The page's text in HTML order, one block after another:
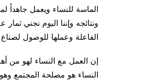
الماسة للنساء ويعمل جاهداً
ونتائجه وإننا اليوم نجني
الفاعلة وعملها للوصول
إن العمل مع النساء لهو من
النساء هو مصلحة المجتمع